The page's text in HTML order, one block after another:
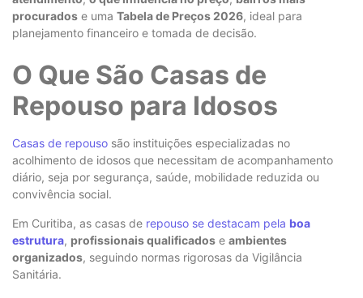
procurados e uma Tabela de Preços 2026, ideal para
planejamento financeiro e tomada de decisão.
O Que São Casas de
Repouso para Idosos
Casas de repouso são instituições especializadas no
acolhimento de idosos que necessitam de acompanhamento
diário, seja por segurança, saúde, mobilidade reduzida ou
convivência social.
Em Curitiba, as casas de repouso se destacam pela boa
estrutura, profissionais qualificados e ambientes
organizados, seguindo normas rigorosas da Vigilância
Sanitária.